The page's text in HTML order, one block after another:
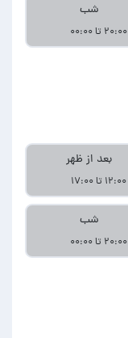
شب
۲۰:۰۰ تا ۰۰:۰۰
بعد از ظهر
۱۲:۰۰ تا ۱۷:۰۰
شب
۲۰:۰۰ تا ۰۰:۰۰